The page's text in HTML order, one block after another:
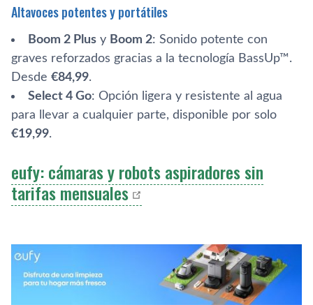
Altavoces potentes y portátiles
Boom 2 Plus y Boom 2: Sonido potente con
graves reforzados gracias a la tecnología BassUp™.
Desde €84,99.
Select 4 Go: Opción ligera y resistente al agua
para llevar a cualquier parte, disponible por solo
€19,99.
eufy: cámaras y robots aspiradores sin
tarifas mensuales